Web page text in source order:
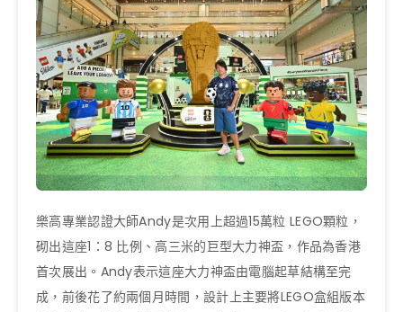
樂高專業認證大師Andy是次用上超過15萬粒 LEGO顆粒，
砌出這座1：8 比例、高三米的巨型大力神盃，作品為香港
首次展出。Andy表示這座大力神盃由電腦起草結構至完
成，前後花了約兩個月時間，設計上主要將LEGO盒組版本